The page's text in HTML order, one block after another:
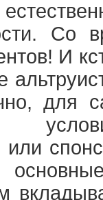
Со
И
для
или